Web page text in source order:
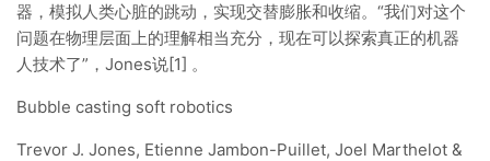
器，模拟人类心脏的跳动，实现交替膨胀和收缩。“我们对这个
问题在物理层面上的理解相当充分，现在可以探索真正的机器
人技术了”，Jones说[1] 。
Bubble casting soft robotics
Trevor J. Jones, Etienne Jambon-Puillet, Joel Marthelot &